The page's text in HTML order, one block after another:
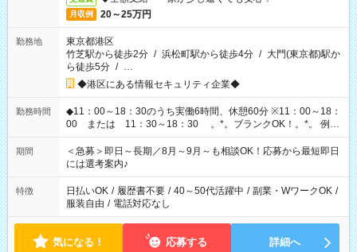
月収例 20～25万円
勤務地
東京都港区
竹芝駅から徒歩2分 / 浜松町駅から徒歩4分 / 大門(東京都)駅か
ら徒歩5分 / …
◆港区にある情報セキュリティ企業◆
勤務時間
◆11：00～18：30のうち実働6時間、休憩60分 ※11：00～18：
00 または 11：30～18：30 。*。ブランクOK！。*。 例え
ば前職が、 在宅/財団法人/事務/コールセンター/受付/販売/カフェ
スタッフ スイーツ販売/ホテルフロント/化粧品販売/など 様々な
業界から入社して活躍されています♪
期間
＜急募＞即日～長期／8月～9月～も相談OK！応募から最短即日
には選考案内♪
特徴 日払いOK / 履歴書不要 / 40～50代活躍中 / 副業・WワークOK /
服装自由 / 電話対応なし
気になる！ 応募する 詳細へ